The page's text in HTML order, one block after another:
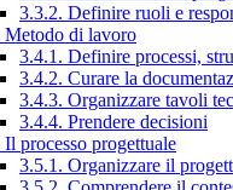
3.3.2. Definire ruoli e
Metodo di lavoro
3.4.1. Definire processi,
3.4.2. Curare la
3.4.3. Organizzare tavoli
3.4.4. Prendere decisioni
Il processo progettuale
3.5.1. Organizzare il